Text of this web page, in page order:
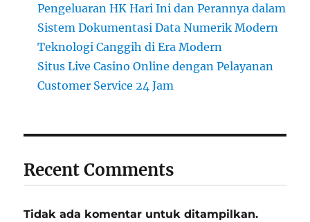
Pengeluaran HK Hari Ini dan Perannya dalam
Sistem Dokumentasi Data Numerik Modern
Teknologi Canggih di Era Modern
Situs Live Casino Online dengan Pelayanan
Customer Service 24 Jam
Recent Comments
Tidak ada komentar untuk ditampilkan.